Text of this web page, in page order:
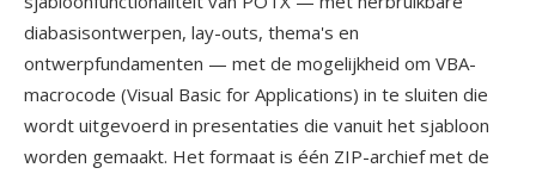
diabasisontwerpen, lay-outs, thema's en
ontwerpfundamenten — met de mogelijkheid om VBA-
macrocode (Visual Basic for Applications) in te sluiten die
wordt uitgevoerd in presentaties die vanuit het sjabloon
worden gemaakt. Het formaat is één ZIP-archief met de